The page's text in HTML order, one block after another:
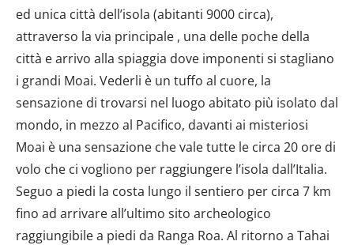
ed unica città dell’isola (abitanti 9000 circa),
attraverso la via principale , una delle poche della
città e arrivo alla spiaggia dove imponenti si stagliano
i grandi Moai. Vederli è un tuffo al cuore, la
sensazione di trovarsi nel luogo abitato più isolato dal
mondo, in mezzo al Pacifico, davanti ai misteriosi
Moai è una sensazione che vale tutte le circa 20 ore di
volo che ci vogliono per raggiungere l’isola dall’Italia.
Seguo a piedi la costa lungo il sentiero per circa 7 km
fino ad arrivare all’ultimo sito archeologico
raggiungibile a piedi da Ranga Roa. Al ritorno a Tahai